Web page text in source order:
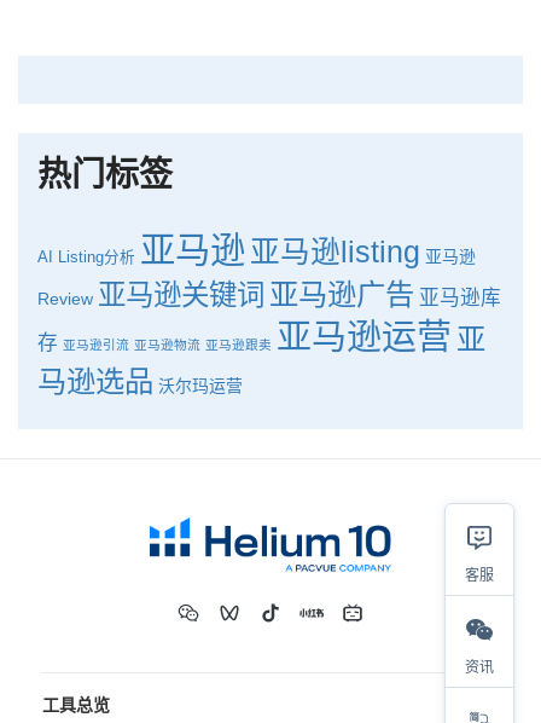
热门标签
AI Listing分析 亚马逊 亚马逊listing 亚马逊
Review 亚马逊关键词 亚马逊广告 亚马逊库
存 亚马逊引流 亚马逊物流 亚马逊跟卖 亚马逊运营 亚
马逊选品 沃尔玛运营
工具总览
客服
资讯